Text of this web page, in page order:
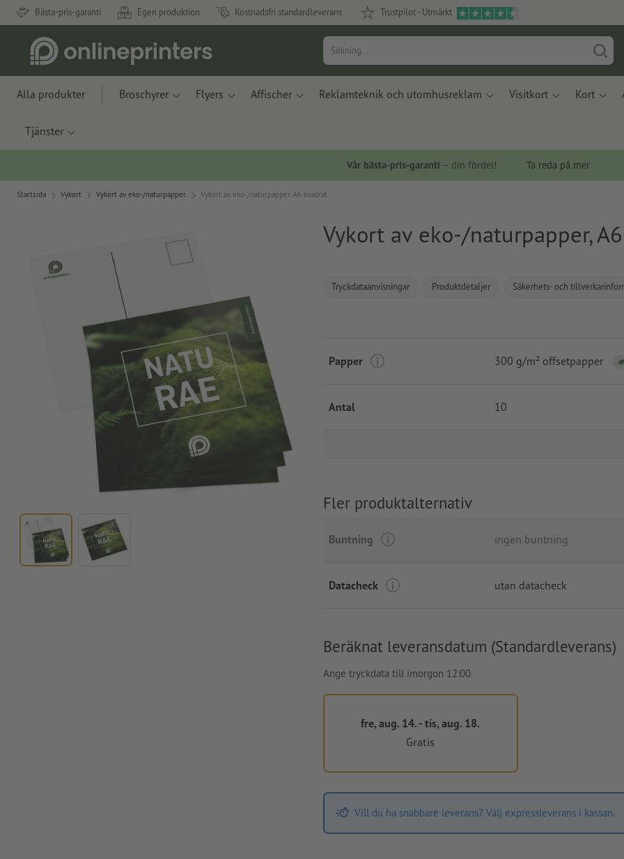
Bästa-pris-garanti Egen produktion Kostnadsfri standardleverans Trustpilot - Utmärkt
Alla produkter Broschyrer Flyers Affischer Reklamteknik och utomhusreklam Visitkort Kort
Tjänster
Vår bästa-pris-garanti – din fördel! Ta reda på mer
Startsida Vykort Vykort av eko-/naturpapper Vykort av eko-/naturpapper, A6-kvadrat
Vykort av eko-/naturpapper,
Tryckdataanvisningar Produktdetaljer Säkerhets- och
Papper 300 g/m² offsetpapper
Antal 10
Fler produktalternativ
Buntning ingen buntning
Datacheck utan datacheck
Beräknat leveransdatum (Standardleverans)
Ange tryckdata till imorgon 12:00
fre, aug. 14. - tis, aug. 18.
Gratis
Vill du ha snabbare leverans? Välj expressleverans i kassan.